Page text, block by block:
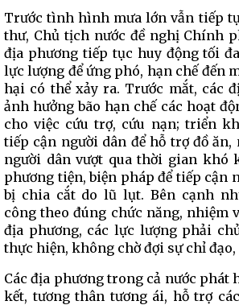
Trước tình hình mưa lớn vẫn tiếp
thư, Chủ tịch nước đề nghị Chính
địa phương tiếp tục huy động tối
lực lượng để ứng phó, hạn chế đến
hại có thể xảy ra. Trước mắt, các
ảnh hưởng bão hạn chế các hoạt
cho việc cứu trợ, cứu nạn; triển
tiếp cận người dân để hỗ trợ đồ ăn,
người dân vượt qua thời gian khó
phương tiện, biện pháp để tiếp cận
bị chia cắt do lũ lụt. Bên cạnh
công theo đúng chức năng, nhiệm
địa phương, các lực lượng phải
thực hiện, không chờ đợi sự chỉ đạo,
Các địa phương trong cả nước phát
kết, tương thân tương ái, hỗ trợ